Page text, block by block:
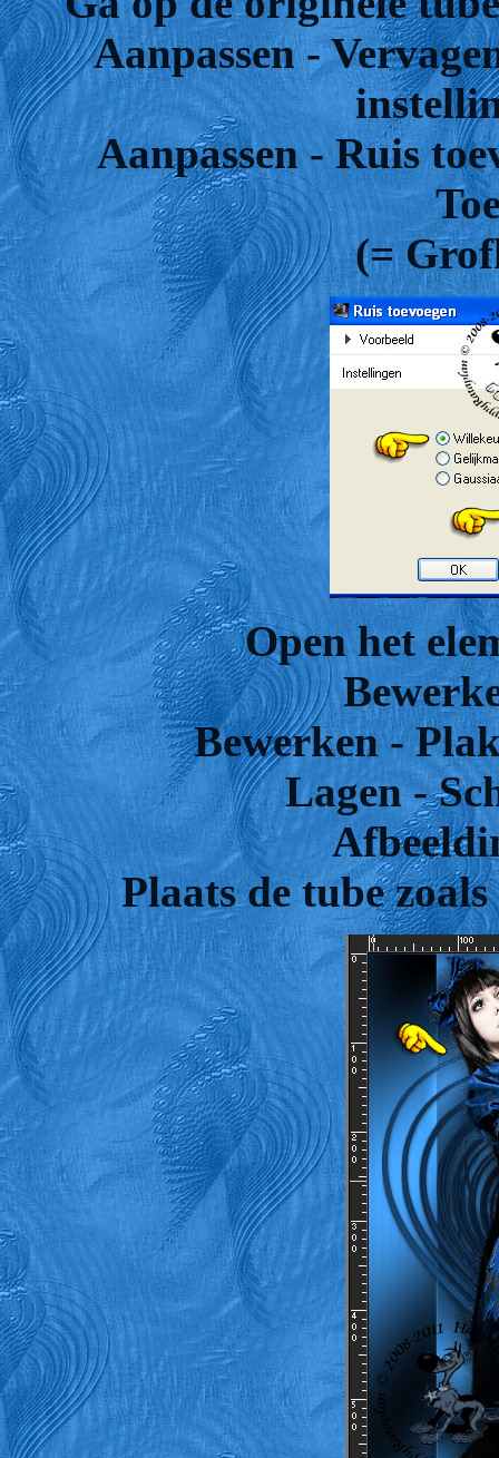
Aanpassen -
Aanpassen - Ruis
(=
Open het
Bewerken -
Lagen -
Plaats de tube